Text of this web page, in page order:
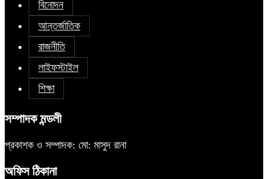
বিনোদন
আন্তর্জাতিক
রাজনীতি
লাইফস্টাইল
শিক্ষা
সম্পাদক মন্ডলী
প্রকাশক ও সম্পাদক: মো: মাসুদ রানা
অফিস ঠিকানা